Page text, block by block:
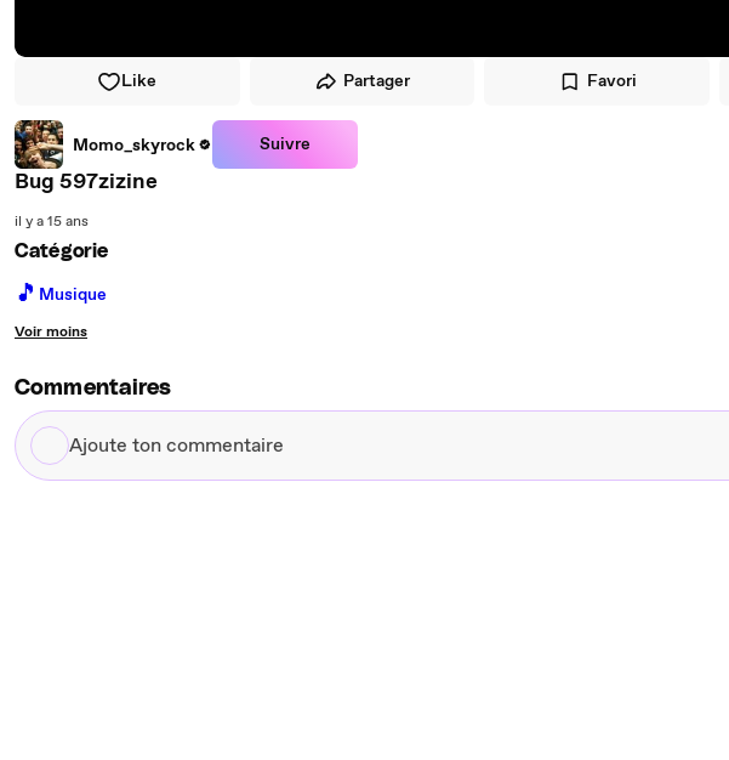
Like Partager Favori
Momo_skyrock Suivre
Bug 597zizine
il y a 15 ans
Catégorie
🎵 Musique
Voir moins
Commentaires
Ajoute
ton